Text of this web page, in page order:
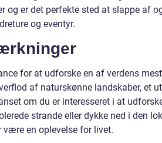
og er det perfekte sted at slappe af
og eventyr.
for at udforske en af verdens
af naturskønne landskaber, et
om du er interesseret i at
strande eller dykke ned i den
være en oplevelse for livet.